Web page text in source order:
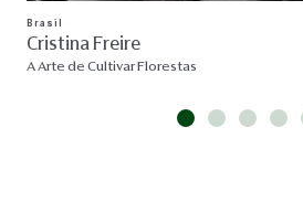
Brasil
Cristina Freire
A Arte de Cultivar Florestas